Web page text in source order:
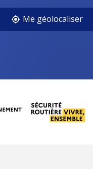
Me géolocaliser